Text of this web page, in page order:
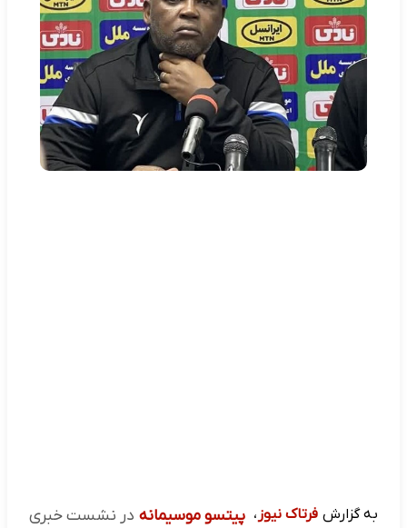
به گزارش فرتاک نیوز ، پیتسو موسیمانه در نشست خبری